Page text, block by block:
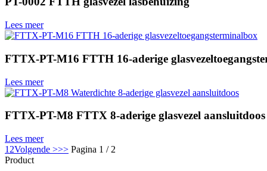
Lees meer
FTTX-PT-M16 FTTH 16-aderige
Lees meer
FTTX-PT-M8 FTTX 8-aderige glasvezel aansluitdoos
Lees meer
1 2Volgende >>> Pagina 1 / 2
Product